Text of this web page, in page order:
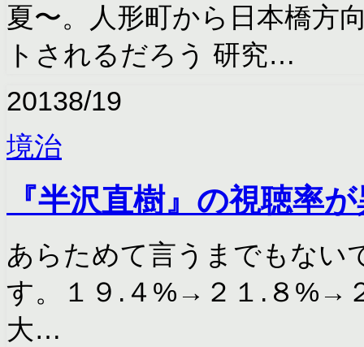
夏〜。人形町から日本橋方
トされるだろう 研究…
20138/19
境治
『半沢直樹』の視聴率
あらためて言うまでもない
す。１９.４%→２１.８%→
大…